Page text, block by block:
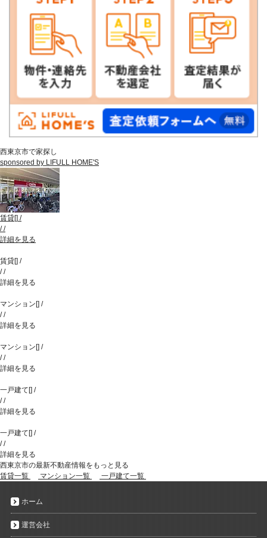
西東京市で家探し
sponsored by LIFULL HOME'S
賃貸[] /
//
詳細を見る
賃貸[] /
//
詳細を見る
マンション [] /
//
詳細を見る
マンション [] /
//
詳細を見る
一戸建て [] /
//
詳細を見る
一戸建て [] /
//
詳細を見る
西東京市の最新不動産情報をもっと見る
賃貸一覧
マンション一覧 一戸建て一覧
ホーム
運営会社